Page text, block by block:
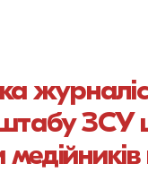
штабу